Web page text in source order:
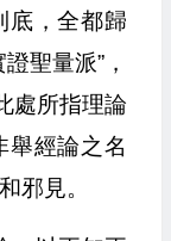
底，全都歸
聖量派”，
處所指理論
舉經論之名
邪見。